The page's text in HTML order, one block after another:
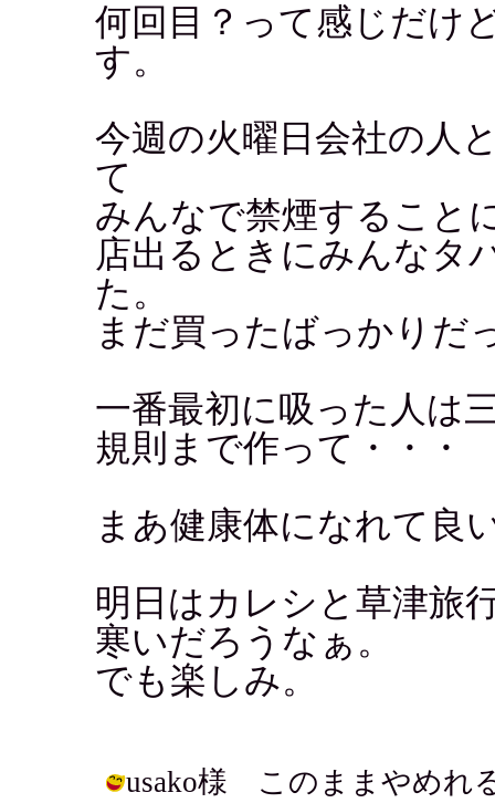
何回目？って感じだけ
す。
今週の火曜日会社の人
て
みんなで禁煙すること
店出るときにみんなタ
た。
まだ買ったばっかりだ
一番最初に吸った人は
規則まで作って・・・
まあ健康体になれて良
明日はカレシと草津旅
寒いだろうなぁ。
でも楽しみ。
usako様 このままやめれ